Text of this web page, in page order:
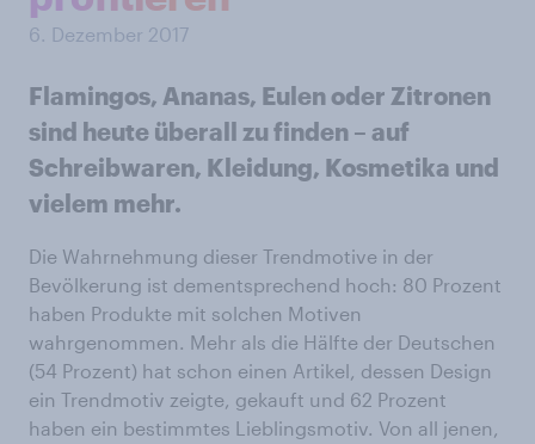
6. Dezember 2017
Flamingos, Ananas, Eulen oder Zitronen
sind heute überall zu finden – auf
Schreibwaren, Kleidung, Kosmetika und
vielem mehr.
Die Wahrnehmung dieser Trendmotive in der
Bevölkerung ist dementsprechend hoch: 80 Prozent
haben Produkte mit solchen Motiven
wahrgenommen. Mehr als die Hälfte der Deutschen
(54 Prozent) hat schon einen Artikel, dessen Design
ein Trendmotiv zeigte, gekauft und 62 Prozent
haben ein bestimmtes Lieblingsmotiv. Von all jenen,